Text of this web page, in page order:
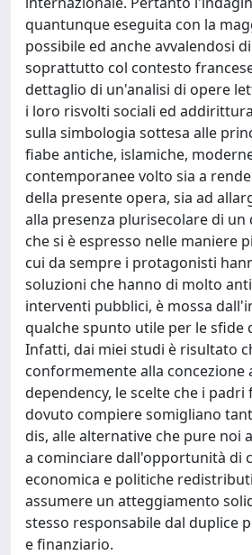
quantunque eseguita con la
possibile ed anche avvalendosi
soprattutto col contesto
dettaglio di un'analisi di opere
i loro risvolti sociali ed
sulla simbologia sottesa alle
fiabe antiche, islamiche,
contemporanee volto sia a
della presente opera, sia ad
alla presenza plurisecolare di
che si è espresso nelle maniere
cui da sempre i protagonisti
soluzioni che hanno di molto
interventi pubblici, è mossa
qualche spunto utile per le sfide
Infatti, dai miei studi è risultato
conformemente alla concezione
dependency, le scelte che i
dovuto compiere somigliano
dis, alle alternative che pure noi
a cominciare dall'opportunità di
economica e politiche
assumere un atteggiamento
stesso responsabile dal duplice
e finanziario.